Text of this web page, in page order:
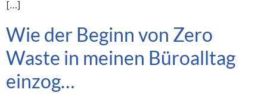
[…]
Wie der Beginn von Zero
Waste in meinen Büroalltag
einzog…